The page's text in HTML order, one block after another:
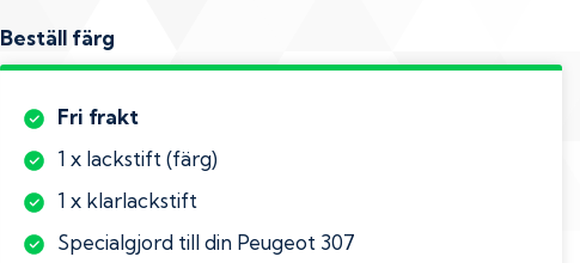
Beställ färg
Fri frakt
1 x lackstift (färg)
1 x klarlackstift
Specialgjord till din Peugeot 307